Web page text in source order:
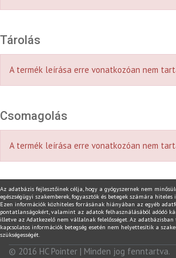
Tárolás
A termék leírása erre vonatkozóan nem
Csomagolás
A termék leírása erre vonatkozóan nem
Az adatbázis fejlesztőinek célja, hogy a gyógyszernek nem
egészségügyi szakemberek, fogyasztók és betegek számára
Ezen információk közhiteles forrásának hiányában az egyéb
pontatlanságokért, valamint az adatok felhasználásából adódó
illetve az Adatkezelő nem vállalnak felelősséget. Az
kapcsolatos információk betegség esetén nem helyettesítik a
szükségességét.
© 2016 HC Pointer | Minden jog fenntartva.